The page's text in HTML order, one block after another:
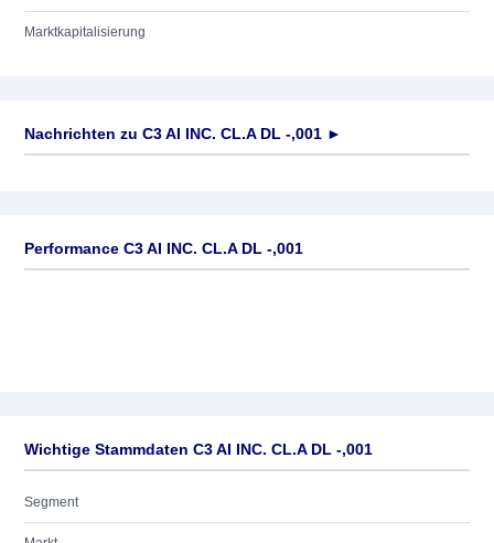
Marktkapitalisierung
Nachrichten zu C3 AI INC. CL.A DL -,001 ►
Performance C3 AI INC. CL.A DL -,001
Wichtige Stammdaten C3 AI INC. CL.A DL -,001
Segment